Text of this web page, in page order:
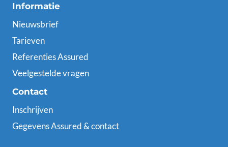
Informatie
Nieuwsbrief
Tarieven
Referenties Assured
Veelgestelde vragen
Contact
Inschrijven
Gegevens Assured & contact